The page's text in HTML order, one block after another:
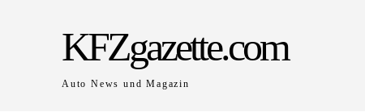
KFZgazette.com
Auto News und Magazin